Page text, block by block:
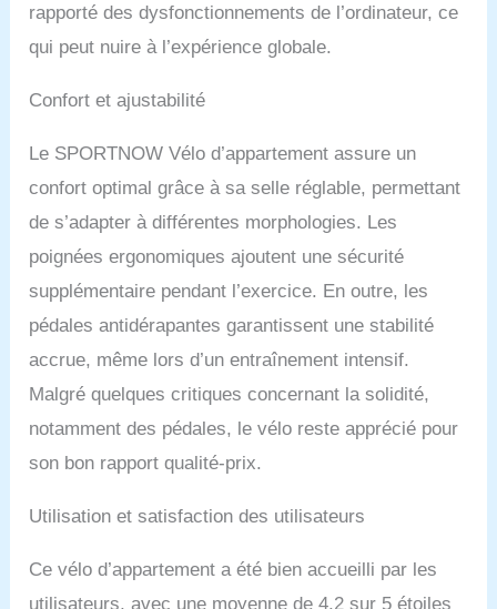
rapporté des dysfonctionnements de l’ordinateur, ce
qui peut nuire à l’expérience globale.
Confort et ajustabilité
Le SPORTNOW Vélo d’appartement assure un
confort optimal grâce à sa selle réglable, permettant
de s’adapter à différentes morphologies. Les
poignées ergonomiques ajoutent une sécurité
supplémentaire pendant l’exercice. En outre, les
pédales antidérapantes garantissent une stabilité
accrue, même lors d’un entraînement intensif.
Malgré quelques critiques concernant la solidité,
notamment des pédales, le vélo reste apprécié pour
son bon rapport qualité-prix.
Utilisation et satisfaction des utilisateurs
Ce vélo d’appartement a été bien accueilli par les
utilisateurs, avec une moyenne de 4,2 sur 5 étoiles